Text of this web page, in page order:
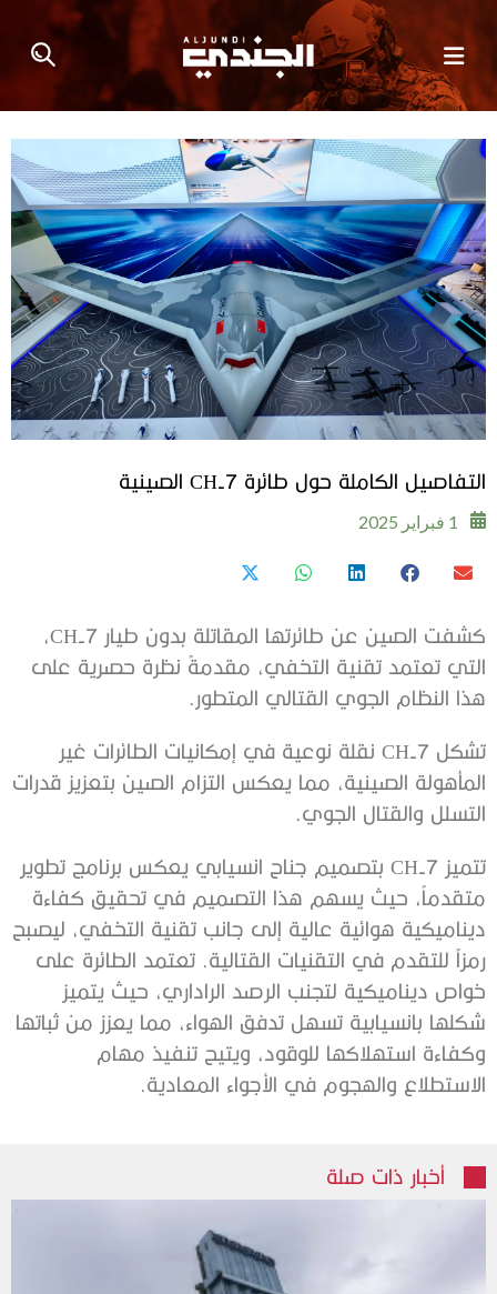
التفاصيل الكاملة حول طائرة CH-7 الصينية
1 فبراير 2025
كشفت الصين عن طائرتها المقاتلة بدون طيار CH-7،
التي تعتمد تقنية التخفي، مقدمةً نظرة حصرية على
هذا النظام الجوي القتالي المتطور.
تشكل CH-7 نقلة نوعية في إمكانيات الطائرات غير
المأهولة الصينية، مما يعكس التزام الصين بتعزيز قدرات
التسلل والقتال الجوي.
تتميز CH-7 بتصميم جناح انسيابي يعكس برنامج تطوير
متقدماً، حيث يسهم هذا التصميم في تحقيق كفاءة
ديناميكية هوائية عالية إلى جانب تقنية التخفي، ليصبح
رمزاً للتقدم في التقنيات القتالية. تعتمد الطائرة على
خواص ديناميكية لتجنب الرصد الراداري، حيث يتميز
شكلها بانسيابية تسهل تدفق الهواء، مما يعزز من ثباتها
وكفاءة استهلاكها للوقود، ويتيح تنفيذ مهام
الاستطلاع والهجوم في الأجواء المعادية.
أخبار ذات صلة